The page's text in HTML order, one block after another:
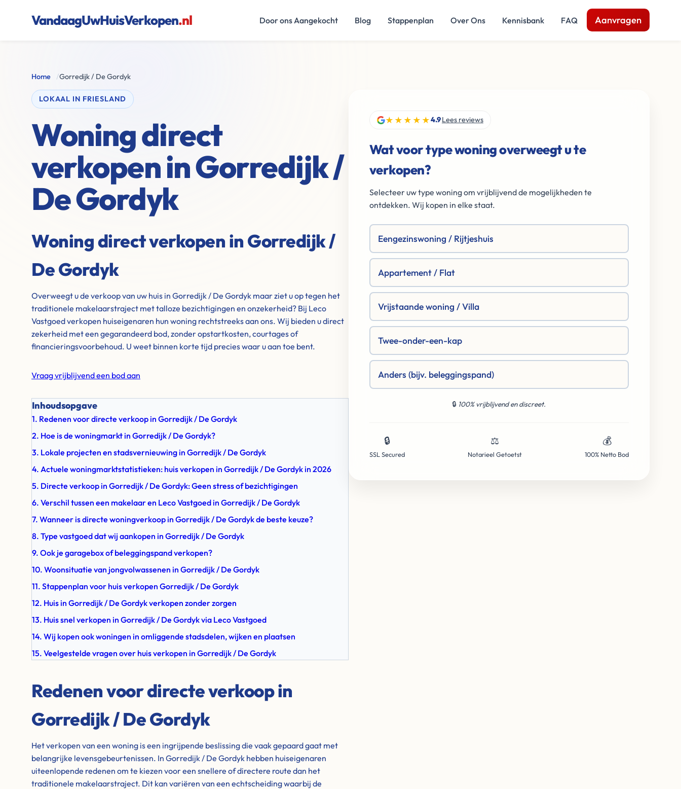
VandaagUwHuisVerkopen.nl Door ons Aangekocht Blog Stappenplan Over Ons Kennisbank FAQ Aanvragen
Home /Gorredijk / De Gordyk
LOKAAL IN FRIESLAND
Woning direct
verkopen in Gorredijk /
De Gordyk
Woning direct verkopen in Gorredijk /
De Gordyk
Overweegt u de verkoop van uw huis in Gorredijk / De Gordyk maar ziet u op tegen het
traditionele makelaarstraject met talloze bezichtigingen en onzekerheid? Bij Leco
Vastgoed verkopen huiseigenaren hun woning rechtstreeks aan ons. Wij bieden u direct
zekerheid met een gegarandeerd bod, zonder opstartkosten, courtages of
financieringsvoorbehoud. U weet binnen korte tijd precies waar u aan toe bent.
Vraag vrijblijvend een bod aan
Inhoudsopgave
1. Redenen voor directe verkoop in Gorredijk / De Gordyk
2. Hoe is de woningmarkt in Gorredijk / De Gordyk?
3. Lokale projecten en stadsvernieuwing in Gorredijk / De Gordyk
4. Actuele woningmarktstatistieken: huis verkopen in Gorredijk / De Gordyk in 2026
5. Directe verkoop in Gorredijk / De Gordyk: Geen stress of bezichtigingen
6. Verschil tussen een makelaar en Leco Vastgoed in Gorredijk / De Gordyk
7. Wanneer is directe woningverkoop in Gorredijk / De Gordyk de beste keuze?
8. Type vastgoed dat wij aankopen in Gorredijk / De Gordyk
9. Ook je garagebox of beleggingspand verkopen?
10. Woonsituatie van jongvolwassenen in Gorredijk / De Gordyk
11. Stappenplan voor huis verkopen Gorredijk / De Gordyk
12. Huis in Gorredijk / De Gordyk verkopen zonder zorgen
13. Huis snel verkopen in Gorredijk / De Gordyk via Leco Vastgoed
14. Wij kopen ook woningen in omliggende stadsdelen, wijken en plaatsen
15. Veelgestelde vragen over huis verkopen in Gorredijk / De Gordyk
Redenen voor directe verkoop in
Gorredijk / De Gordyk
Het verkopen van een woning is een ingrijpende beslissing die vaak gepaard gaat met
belangrijke levensgebeurtenissen. In Gorredijk / De Gordyk hebben huiseigenaren
uiteenlopende redenen om te kiezen voor een snellere of directere route dan het
traditionele makelaarstraject. Dit kan variëren van een echtscheiding waarbij de
★★★★★4.9Lees reviews
Wat voor type woning overweegt u te
verkopen?
Selecteer uw type woning om vrijblijvend de mogelijkheden te
ontdekken. Wij kopen in elke staat.
Eengezinswoning / Rijtjeshuis
Appartement / Flat
Vrijstaande woning / Villa
Twee-onder-een-kap
Anders (bijv. beleggingspand)
🔒 100% vrijblijvend en discreet.
🔒
SSL Secured
⚖️
Notarieel Getoetst
💰
100% Netto Bod